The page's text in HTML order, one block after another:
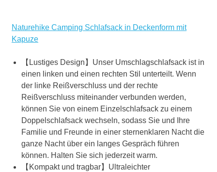
Naturehike Camping Schlafsack in Deckenform mit
Kapuze
【Lustiges Design】Unser Umschlagschlafsack ist in
einen linken und einen rechten Stil unterteilt. Wenn
der linke Reißverschluss und der rechte
Reißverschluss miteinander verbunden werden,
können Sie von einem Einzelschlafsack zu einem
Doppelschlafsack wechseln, sodass Sie und Ihre
Familie und Freunde in einer sternenklaren Nacht die
ganze Nacht über ein langes Gespräch führen
können. Halten Sie sich jederzeit warm.
【Kompakt und tragbar】Ultraleichter